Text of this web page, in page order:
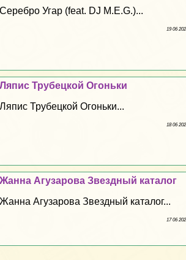
Серебро Угар (feat. DJ M.E.G.)...
19 06
Ляпис Трубецкой Огоньки
Ляпис Трубецкой Огоньки...
18 06
Жанна Агузарова Звездный каталог
Жанна Агузарова Звездный каталог...
17 06